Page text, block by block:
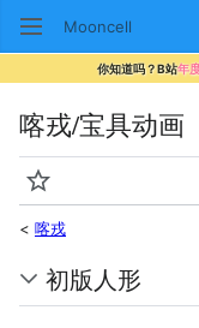
Mooncell
你知道吗？B站年
喀戎/宝具动画
监视
< 喀戎
初版人形